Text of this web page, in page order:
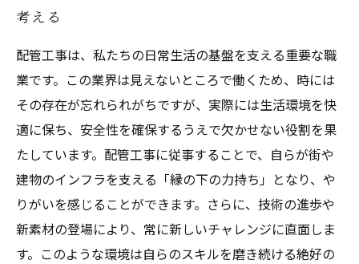
考える
配管工事は、私たちの日常生活の基盤を支える重要な職
業です。この業界は見えないところで働くため、時には
その存在が忘れられがちですが、実際には生活環境を快
適に保ち、安全性を確保するうえで欠かせない役割を果
たしています。配管工事に従事することで、自らが街や
建物のインフラを支える「縁の下の力持ち」となり、や
りがいを感じることができます。さらに、技術の進歩や
新素材の登場により、常に新しいチャレンジに直面しま
す。このような環境は自らのスキルを磨き続ける絶好の